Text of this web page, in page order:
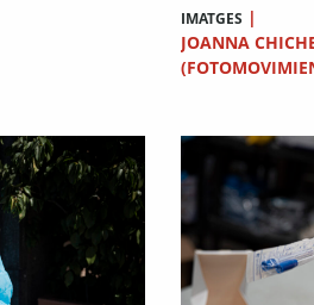
IMATGES |
JOANNA